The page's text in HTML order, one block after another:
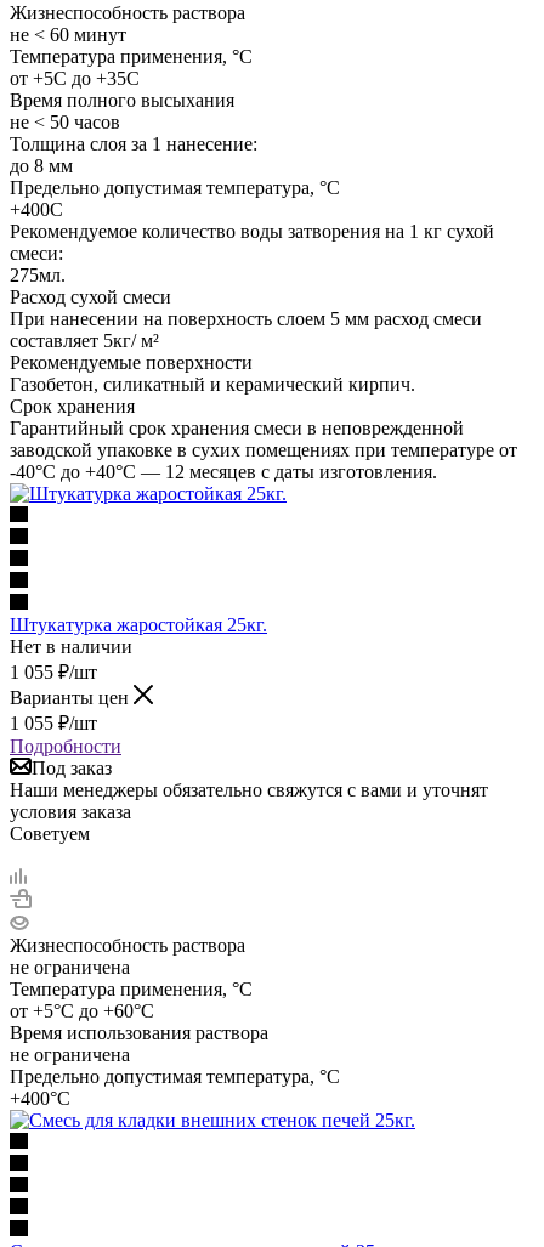
Жизнеспособность раствора
не < 60 минут
Температура применения, °C
от +5С до +35С
Время полного высыхания
не < 50 часов
Толщина слоя за 1 нанесение:
до 8 мм
Предельно допустимая температура, °C
+400С
Рекомендуемое количество воды затворения на 1 кг сухой
смеси:
275мл.
Расход сухой смеси
При нанесении на поверхность слоем 5 мм расход смеси
составляет 5кг/ м²
Рекомендуемые поверхности
Газобетон, силикатный и керамический кирпич.
Срок хранения
Гарантийный срок хранения смеси в неповрежденной
заводской упаковке в сухих помещениях при температуре от
-40°С до +40°С — 12 месяцев с даты изготовления.
Штукатурка жаростойкая 25кг.
Нет в наличии
1 055 ₽/шт
Варианты цен
1 055 ₽/шт
Подробности
Под заказ
Наши менеджеры обязательно свяжутся с вами и уточнят
условия заказа
Советуем
Жизнеспособность раствора
не ограничена
Температура применения, °C
от +5°С до +60°С
Время использования раствора
не ограничена
Предельно допустимая температура, °C
+400°С